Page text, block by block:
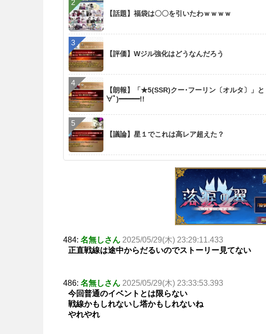
【話題】福袋は〇〇を引いたわｗｗｗｗ
【評価】Wジル強化はどうなんだろう
【朗報】「★5(SSR)クー･フーリン〔オルタ〕
∀ﾟ)━━━!!
【議論】星１でこれは高レア超えた？
484: 名無しさん 2025/05/29(木) 23:29:11.433
正直戦線は途中からだるいのでストーリー見てない
486: 名無しさん 2025/05/29(木) 23:33:53.393
今回普通のイベントとは限らない
戦線かもしれないし塔かもしれないね
やれやれ